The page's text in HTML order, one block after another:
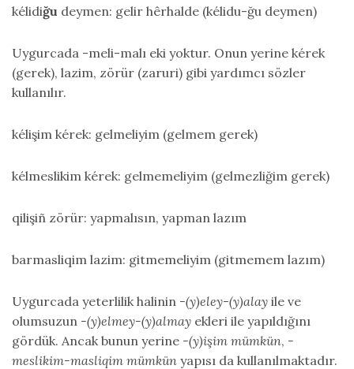
kélidiğu deymen: gelir hêrhalde (kélidu-ğu deymen)
Uygurcada -meli-malı eki yoktur. Onun yerine kérek
(gerek), lazim, zörür (zaruri) gibi yardımcı sözler
kullanılır.
kélişim kérek: gelmeliyim (gelmem gerek)
kélmeslikim kérek: gelmemeliyim (gelmezliğim gerek)
qilişiñ zörür: yapmalısın, yapman lazım
barmasliqim lazim: gitmemeliyim (gitmemem lazım)
Uygurcada yeterlilik halinin -(y)eley-(y)alay ile ve
olumsuzun -(y)elmey-(y)almay ekleri ile yapıldığını
gördük. Ancak bunun yerine -(y)işim mümkün, -
meslikim-masliqim mümkün yapısı da kullanılmaktadır.